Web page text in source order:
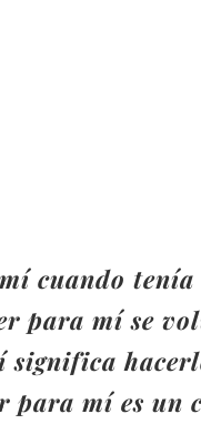
cuando
para mí se
para mí es un